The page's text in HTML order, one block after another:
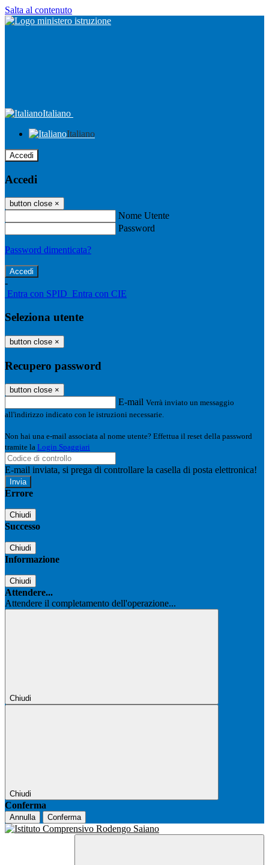
Salta al contenuto
Italiano
Italiano
Accedi
Accedi
button close ×
Nome Utente
Password
Password dimenticata?
-
Entra con SPID Entra con CIE
Seleziona utente
button close ×
Recupero password
button close ×
E-mail Verrà inviato un messaggio
all'indirizzo indicato con le istruzioni necessarie.
Non hai una e-mail associata al nome utente? Effettua il reset della password
tramite la Login Spaggiari
E-mail inviata, si prega di controllare la casella di posta elettronica!
Errore
Chiudi
Successo
Chiudi
Informazione
Chiudi
Attendere...
Attendere il completamento dell'operazione...
Chiudi
Chiudi
Conferma
Annulla Conferma